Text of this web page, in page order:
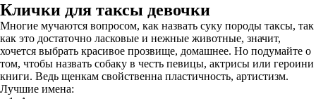
Клички для таксы девочки
Многие мучаются вопросом, как назвать суку породы таксы, так
как это достаточно ласковые и нежные животные, значит,
хочется выбрать красивое прозвище, домашнее. Но подумайте о
том, чтобы назвать собаку в честь певицы, актрисы или героини
книги. Ведь щенкам свойственна пластичность, артистизм.
Лучшие имена: